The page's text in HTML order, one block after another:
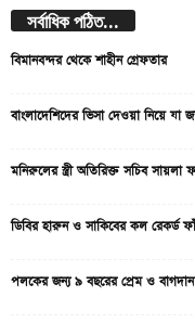
সর্বাধিক পঠিত...
বিমানবন্দর থেকে শাহীন গ্রেফতার
বাংলাদেশিদের ভিসা দেওয়া নিয়ে যা
মনিরুলের স্ত্রী অতিরিক্ত সচিব
ডিবির হারুন ও সাকিবের কল রেকর্ড
পলকের জন্য ৯ বছরের প্রেম ও